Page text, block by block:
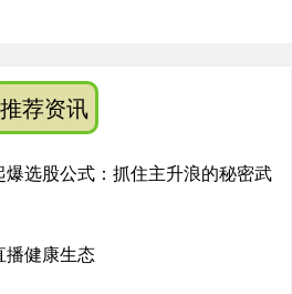
推荐资讯
选股公式：抓住主升浪的秘密武
播健康生态